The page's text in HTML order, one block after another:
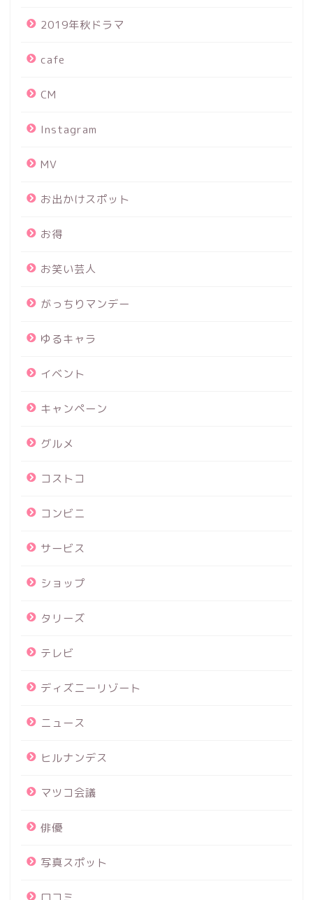
2019年秋ドラマ
cafe
CM
Instagram
MV
お出かけスポット
お得
お笑い芸人
がっちりマンデー
ゆるキャラ
イベント
キャンペーン
グルメ
コストコ
コンビニ
サービス
ショップ
タリーズ
テレビ
ディズニーリゾート
ニュース
ヒルナンデス
マツコ会議
俳優
写真スポット